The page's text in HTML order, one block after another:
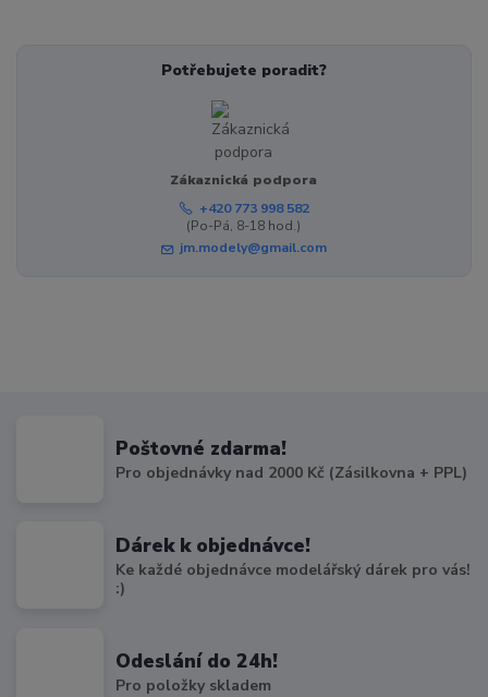
Potřebujete poradit?
Zákaznická podpora
+420 773 998 582
(Po-Pá, 8-18 hod.)
jm.modely@gmail.com
Poštovné zdarma!
Pro objednávky nad 2000 Kč (Zásilkovna + PPL)
Dárek k objednávce!
Ke každé objednávce modelářský dárek pro vás!
:)
Odeslání do 24h!
Pro položky skladem